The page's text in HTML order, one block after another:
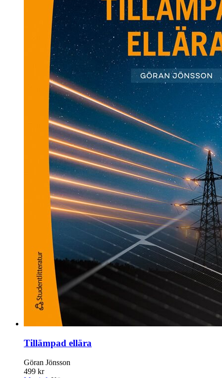
Tillämpad ellära
Göran Jönsson
499 kr